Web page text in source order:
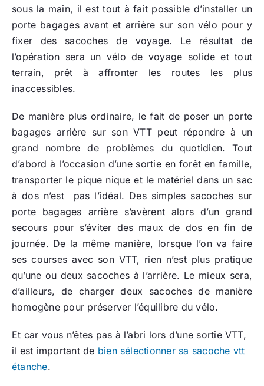
sous la main, il est tout à fait possible d’installer un
porte bagages avant et arrière sur son vélo pour y
fixer des sacoches de voyage. Le résultat de
l’opération sera un vélo de voyage solide et tout
terrain, prêt à affronter les routes les plus
inaccessibles.
De manière plus ordinaire, le fait de poser un porte
bagages arrière sur son VTT peut répondre à un
grand nombre de problèmes du quotidien. Tout
d’abord à l’occasion d’une sortie en forêt en famille,
transporter le pique nique et le matériel dans un sac
à dos n’est pas l’idéal. Des simples sacoches sur
porte bagages arrière s’avèrent alors d’un grand
secours pour s’éviter des maux de dos en fin de
journée. De la même manière, lorsque l’on va faire
ses courses avec son VTT, rien n’est plus pratique
qu’une ou deux sacoches à l’arrière. Le mieux sera,
d’ailleurs, de charger deux sacoches de manière
homogène pour préserver l’équilibre du vélo.
Et car vous n’êtes pas à l’abri lors d’une sortie VTT,
il est important de bien sélectionner sa sacoche vtt
étanche.